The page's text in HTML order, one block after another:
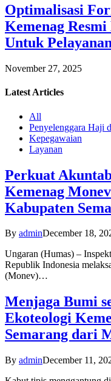
Optimalisasi
Kemenag
Untuk
November 27, 2025
Latest Articles
All
Penyelenggara Haji
Kepegawaian
Layanan
Perkuat
Kemenag
Kabupaten
By adminDecember 18,
Ungaran (Humas) –
Republik Indonesia
(Monev)…
Menjaga Bumi
Ekoteologi
Semarang dari
By adminDecember 11,